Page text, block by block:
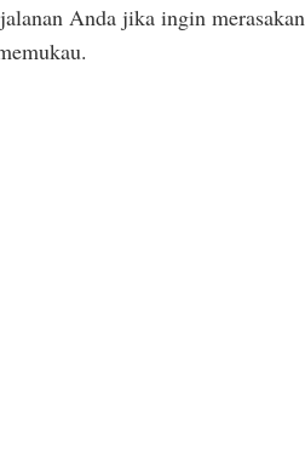
Anda jika ingin merasakan